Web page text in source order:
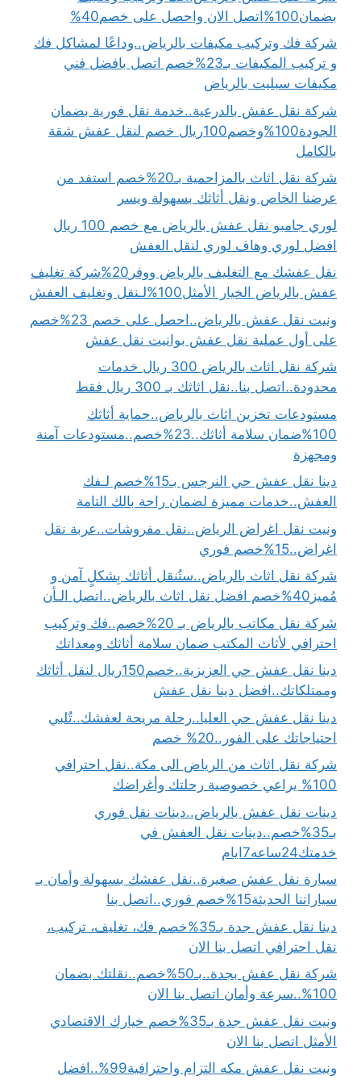
بضمان100%اتصل الان واحصل على خصم40%
شركة فك وتركيب مكيفات بالرياض..وداعًا لمشاكل فك
و تركيب المكيفات بـ23%خصم اتصل بافضل فني
مكيفات سبليت بالرياض
شركة نقل عفش بالدرعية..خدمة نقل فورية بضمان
الجودة100%وخصم100ريال خصم لنقل عفش شقة
بالكامل
شركة نقل اثاث بالمزاحمية بـ20%خصم استفد من
عرضنا الخاص ونقل أثاثك بسهولة ويسر
لوري جامبو نقل عفش بالرياض مع خصم 100 ريال
افضل لوري وهاف لوري لنقل العفش
نقل عفشك مع التغليف بالرياض ووفر20%شركة تغليف
عفش بالرياض الخيار الأمثل100%لـنقل وتغليف العفش
ونيت نقل عفش بالرياض..احصل على خصم 23%خصم
على أول عملية نقل عفش بوانيت نقل عفش
شركة نقل اثاث بالرياض 300 ريال خدمات
محدودة..اتصل بنا..نقل اثاثك بـ 300 ريال فقط
مستودعات تخزين اثاث بالرياض..حماية أثاثك
100%ضمان سلامة أثاثك..23%خصم..مستودعات آمنة
ومجهزة
دينا نقل عفش حي النرجس بـ15%خصم لـفك
العفش..خدمات مميزة لضمان راحة بالك التامة
ونيت نقل اغراض الرياض..نقل مفروشات..عربة نقل
اغراض..15%خصم فوري
شركة نقل اثاث بالرياض..ستُنقل أثاثك بِشكلٍ آمن و
مُميز40%خصم افضل نقل اثاث بالرياض..اتصل الـأن
شركة نقل مكاتب بالرياض بـ 20%خصم..فك وتركيب
احترافي لأثاث المكتب ضمان سلامة أثاثك ومعداتك
دينا نقل عفش حي العزيزية..خصم150ريال لنقل أثاثك
وممتلكاتك..افضل دينا نقل عفش
دينا نقل عفش حي العليا..رحلة مريحة لعفشك..تُلبي
احتياجاتك على الفور..20% خصم
شركة نقل اثاث من الرياض الى مكة..نقل احترافي
100% يراعي خصوصية رحلتك وأغراضك
دينات نقل عفش بالرياض..دينات نقل فوري
بـ35%خصم..دينات نقل العفش في
خدمتك24ساعه7ايام
سيارة نقل عفش صغيرة..نقل عفشك بسهولة وأمان بـ
سياراتنا الحديثة15%خصم فوري..اتصل بنا
دينا نقل عفش جدة بـ35%خصم فك، تغليف، تركيب،
نقل احترافي اتصل بنا الان
شركة نقل عفش بجدة..بـ50%خصم..نقلتك بضمان
100%..سرعة وأمان اتصل بنا الان
ونيت نقل عفش جدة بـ35%خصم خيارك الاقتصادي
الأمثل اتصل بنا الان
ونيت نقل عفش مكه التزام واحترافية99%..افضل